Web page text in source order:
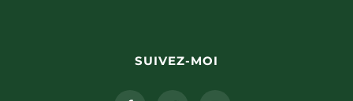
SUIVEZ-MOI